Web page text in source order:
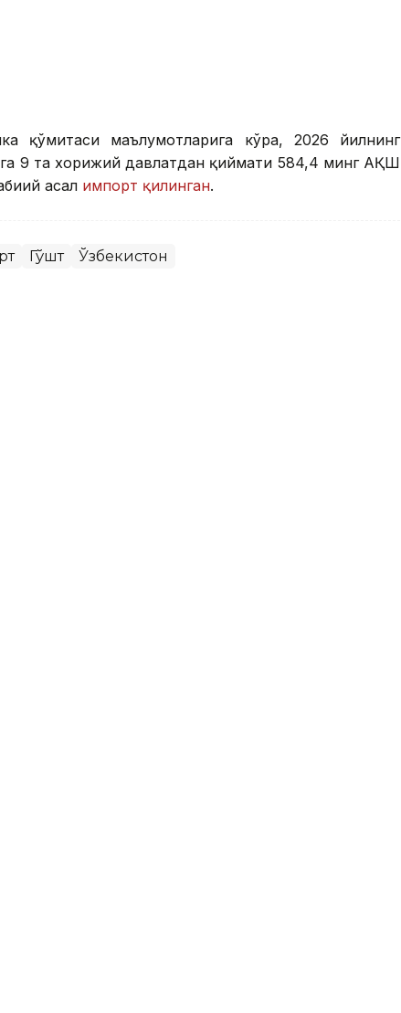
қўмитаси маълумотларига кўра, 2026 йилнинг
9 та хорижий давлатдан қиймати 584,4 минг АҚШ
асал импорт қилинган.
Гўшт Ўзбекистон